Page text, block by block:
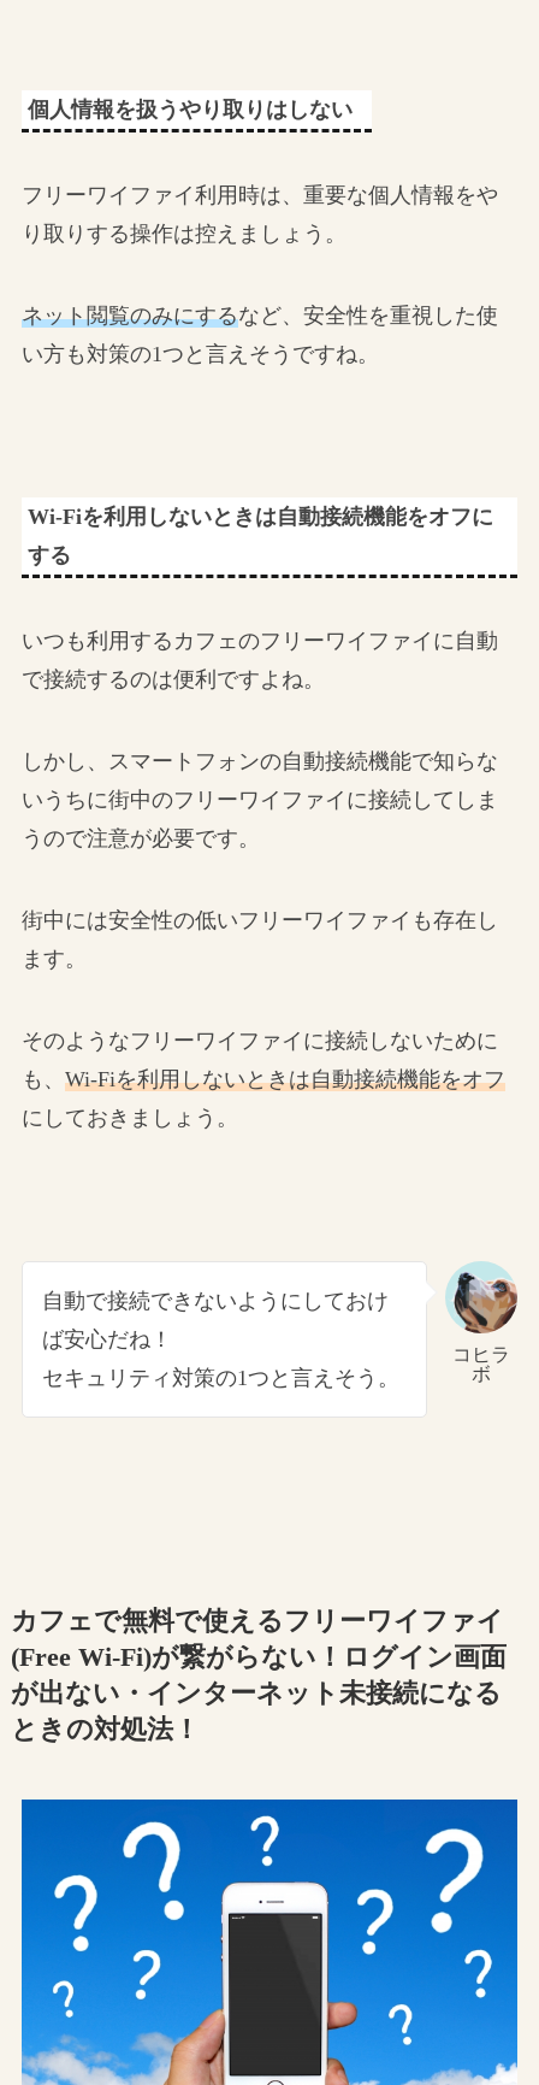
個人情報を扱うやり取りはしない
フリーワイファイ利用時は、重要な個人情報をや
り取りする操作は控えましょう。
ネット閲覧のみにするなど、安全性を重視した使
い方も対策の1つと言えそうですね。
Wi-Fiを利用しないときは自動接続機能をオフに
する
いつも利用するカフェのフリーワイファイに自動
で接続するのは便利ですよね。
しかし、スマートフォンの自動接続機能で知らな
いうちに街中のフリーワイファイに接続してしま
うので注意が必要です。
街中には安全性の低いフリーワイファイも存在し
ます。
そのようなフリーワイファイに接続しないために
も、 Wi-Fiを利用しないときは自動接続機能をオフ
にしておきましょう。
コヒラ
ボ
自動で接続できないようにしておけ
ば安心だね！
セキュリティ対策の1つと言えそう。
カフェで無料で使えるフリーワイファイ
(Free Wi-Fi)が繋がらない！ログイン画面
が出ない・インターネット未接続になる
ときの対処法！